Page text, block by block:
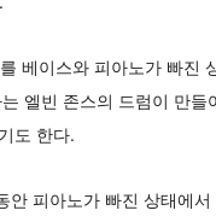
베이스와 피아노가 빠진
엘빈 존스의 드럼이 만
도 한다.
피아노가 빠진 상태에